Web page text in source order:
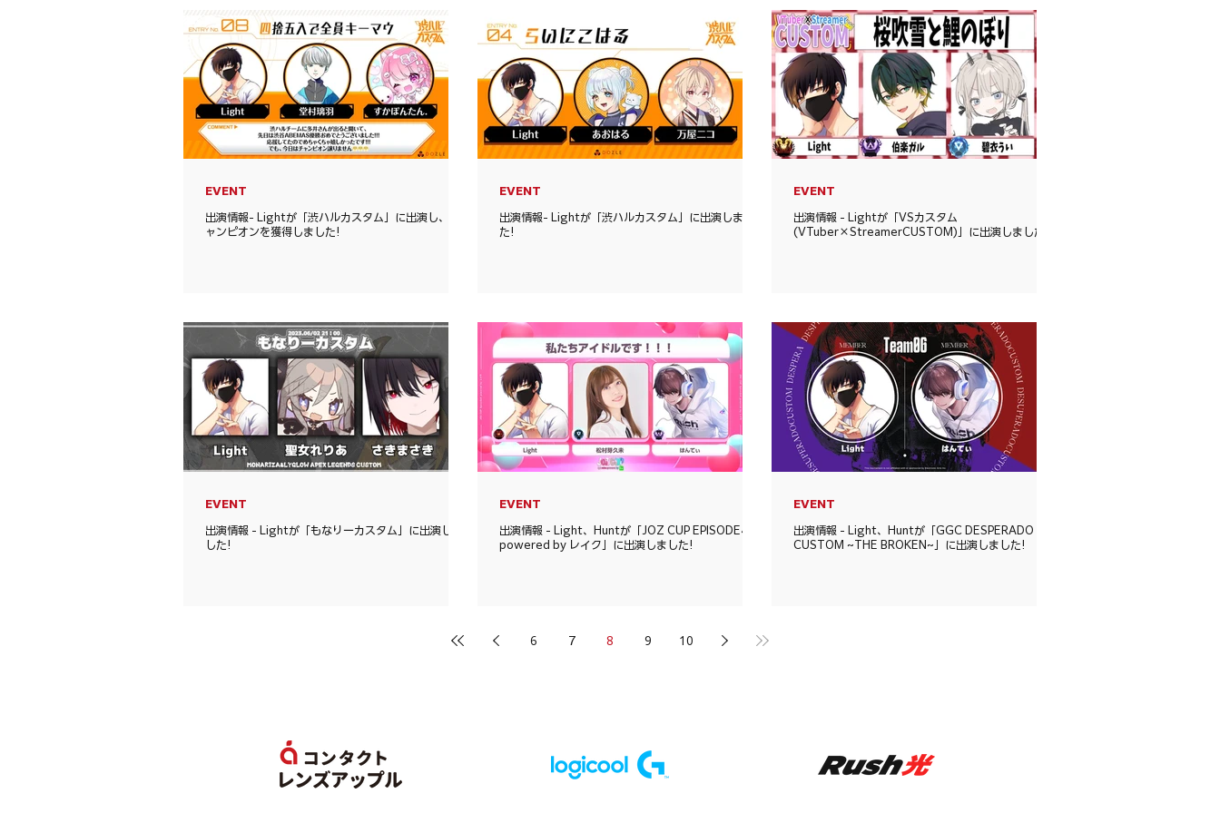
出演情報- Lightが「渋ハルカスタム」に出演し、チ
ャンピオンを獲得しました!
EVENT
出演情報- Lightが「渋ハルカスタム」に出演しまし
た!
EVENT
出演情報 - Lightが「VSカスタム
(VTuber×StreamerCUSTOM)」に出演しました!
EVENT
出演情報 - Lightが「もなりーカスタム」に出演しま
した!
EVENT
出演情報 - Light、Huntが「JOZ CUP EPISODE4
powered by レイク」に出演しました!
EVENT
出演情報 - Light、Huntが「GGC DESPERADO
CUSTOM ~THE BROKEN~」に出演しました!
EVENT
6 7 8 9 10